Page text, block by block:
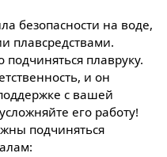
безопасности на воде,
плавсредствами.
плавруку.
и он
с вашей
его работу!
подчиняться